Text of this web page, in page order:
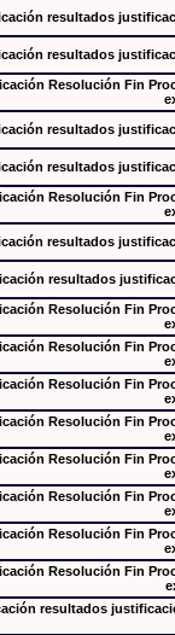
resultados
resultados
Resolución Fin
resultados
resultados
Resolución Fin
resultados
resultados
Resolución Fin
Resolución Fin
Resolución Fin
Resolución Fin
Resolución Fin
Resolución Fin
Resolución Fin
Resolución Fin
resultados